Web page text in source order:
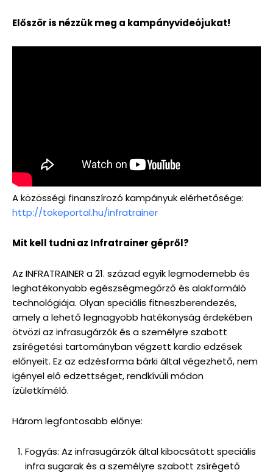
Először is nézzük meg a kampányvideójukat!
A közösségi finanszírozó kampányuk elérhetősége:
http://tokeportal.hu/infratrainer
Mit kell tudni az Infratrainer gépről?
Az INFRATRAINER a 21. század egyik legmodernebb és
leghatékonyabb egészségmegőrző és alakformáló
technológiája. Olyan speciális fitneszberendezés,
amely a lehető legnagyobb hatékonyság érdekében
ötvözi az infrasugárzók és a személyre szabott
zsírégetési tartományban végzett kardio edzések
előnyeit. Ez az edzésforma bárki által végezhető, nem
igényel elő edzettséget, rendkívüli módon
ízületkímélő.
Három legfontosabb előnye:
Fogyás: Az infrasugárzók által kibocsátott speciális
infra sugarak és a személyre szabott zsírégető